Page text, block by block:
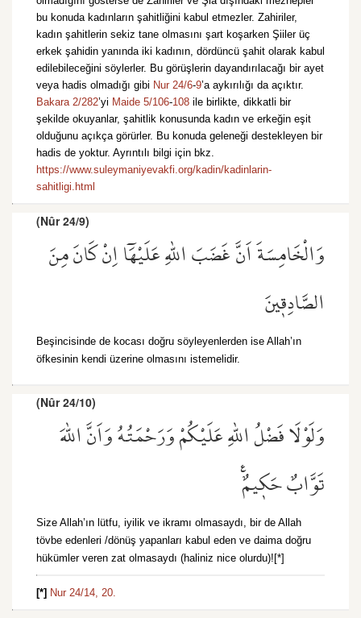
bu konuda kadınların şahitliğini kabul etmezler. Zahiriler,
kadın şahitlerin sekiz tane olmasını şart koşarken Şiiler üç
erkek şahidin yanında iki kadının, dördüncü şahit olarak kabul
edilebileceğini söylerler. Bu görüşlerin dayandırılacağı bir ayet
veya hadis olmadığı gibi Nur 24/6-9’a aykırılığı da açıktır.
Bakara 2/282’yi Maide 5/106-108 ile birlikte, dikkatli bir
şekilde okuyanlar, şahitlik konusunda kadın ve erkeğin eşit
olduğunu açıkça görürler. Bu konuda geleneği destekleyen bir
hadis de yoktur. Ayrıntılı bilgi için bkz.
https://www.suleymaniyevakfi.org/kadin/kadinlarin-
sahitligi.html
(Nûr 24/9)
وَالْخَامِسَةَ اَنَّ غَضَبَ اللّٰهِ عَلَيْهَٓا اِنْ كَانَ مِنَ
الصَّادِق۪ينَ
Beşincisinde de kocası doğru söyleyenlerden ise Allah’ın
öfkesinin kendi üzerine olmasını istemelidir.
(Nûr 24/10)
وَلَوْلَا فَضْلُ اللّٰهِ عَلَيْكُمْ وَرَحْمَتُهُ وَاَنَّ اللّٰهَ
تَوَّابٌ حَك۪يمٌ۟
Size Allah’ın lütfu, iyilik ve ikramı olmasaydı, bir de Allah
tövbe edenleri /dönüş yapanları kabul eden ve daima doğru
hükümler veren zat olmasaydı (haliniz nice olurdu)![*]
[*] Nur 24/14, 20.